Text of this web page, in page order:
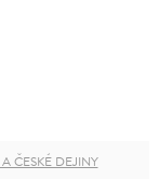
ČESKÉ DEJINY